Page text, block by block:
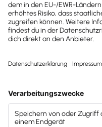
Jetzt loslegen
Vollständig